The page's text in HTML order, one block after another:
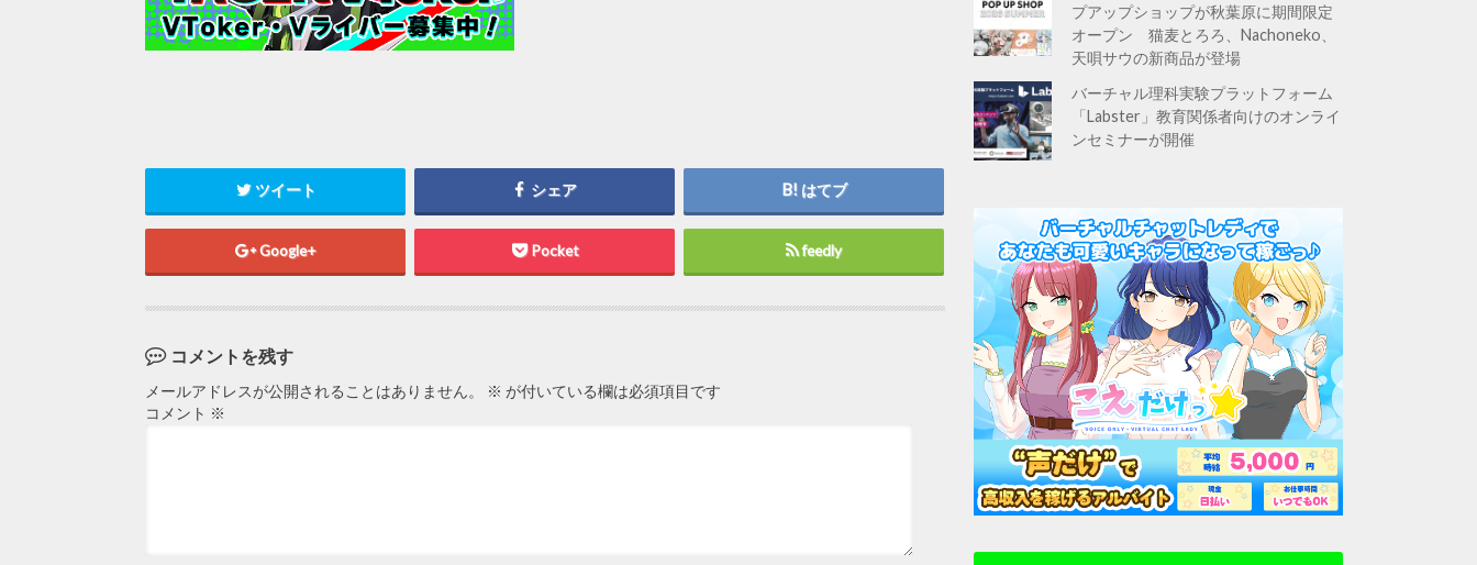
ツイート シェア はてブ
Google+ Pocket feedly
コメントを残す
メールアドレスが公開されることはありません。 ※ が付いている欄は必須項目です
コメント ※
プアップショップが秋葉原に期間限定
オープン 猫麦とろろ、Nachoneko、
天唄サウの新商品が登場
バーチャル理科実験プラットフォーム
「Labster」教育関係者向けのオンライ
ンセミナーが開催